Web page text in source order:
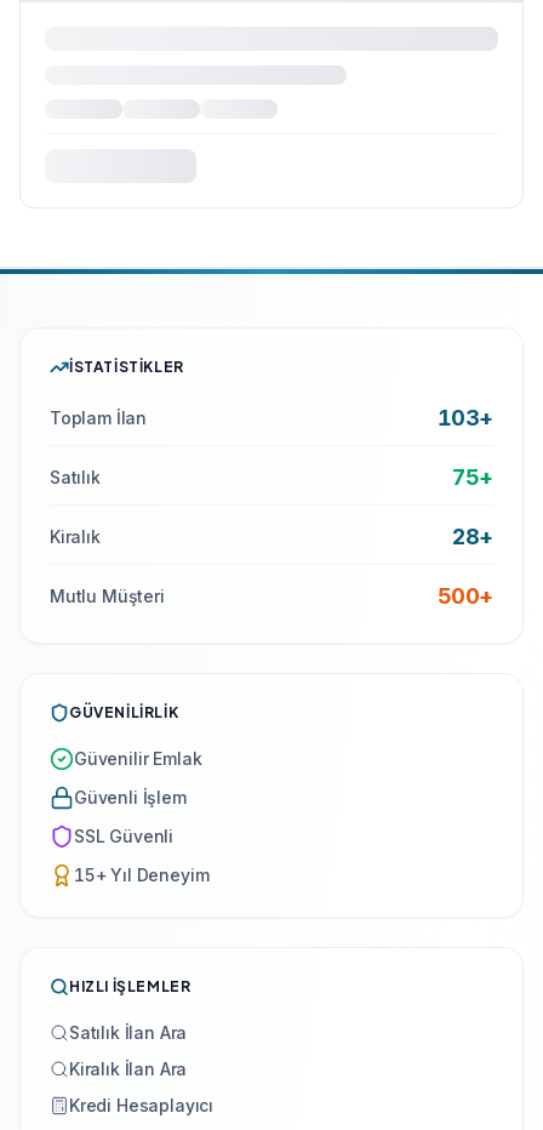
İSTATISTIKLER
Toplam İlan 103+
Satılık 75+
Kiralık 28+
Mutlu Müşteri 500+
GÜVENILIRLIK
Güvenilir Emlak
Güvenli İşlem
SSL Güvenli
15+ Yıl Deneyim
HIZLI İŞLEMLER
Satılık İlan Ara
Kiralık İlan Ara
Kredi Hesaplayıcı